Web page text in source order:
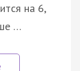
на 6,
…